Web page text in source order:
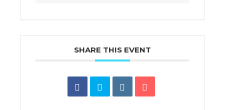
SHARE THIS EVENT